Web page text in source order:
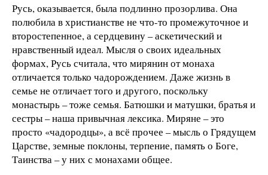
Русь, оказывается, была подлинно прозорлива. Она
полюбила в христианстве не что-то промежуточное и
второстепенное, а сердцевину – аскетический и
нравственный идеал. Мысля о своих идеальных
формах, Русь считала, что мирянин от монаха
отличается только чадорождением. Даже жизнь в
семье не отличает того и другого, поскольку
монастырь – тоже семья. Батюшки и матушки, братья и
сестры – наша привычная лексика. Миряне – это
просто «чадородцы», а всё прочее – мысль о Грядущем
Царстве, земные поклоны, терпение, память о Боге,
Таинства – у них с монахами общее.